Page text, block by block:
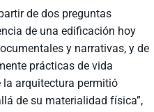
de dos preguntas
de una edificación hoy
y narrativas, y de
prácticas de vida
la arquitectura permitió
de su materialidad física”,